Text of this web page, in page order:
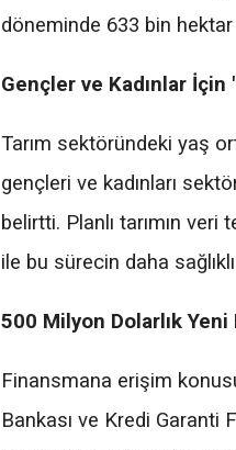
döneminde 633 bin hektar
Gençler ve Kadınlar İçin
Tarım sektöründeki yaş
gençleri ve kadınları
belirtti. Planlı tarımın veri
ile bu sürecin daha
500 Milyon Dolarlık
Finansmana erişim
Bankası ve Kredi